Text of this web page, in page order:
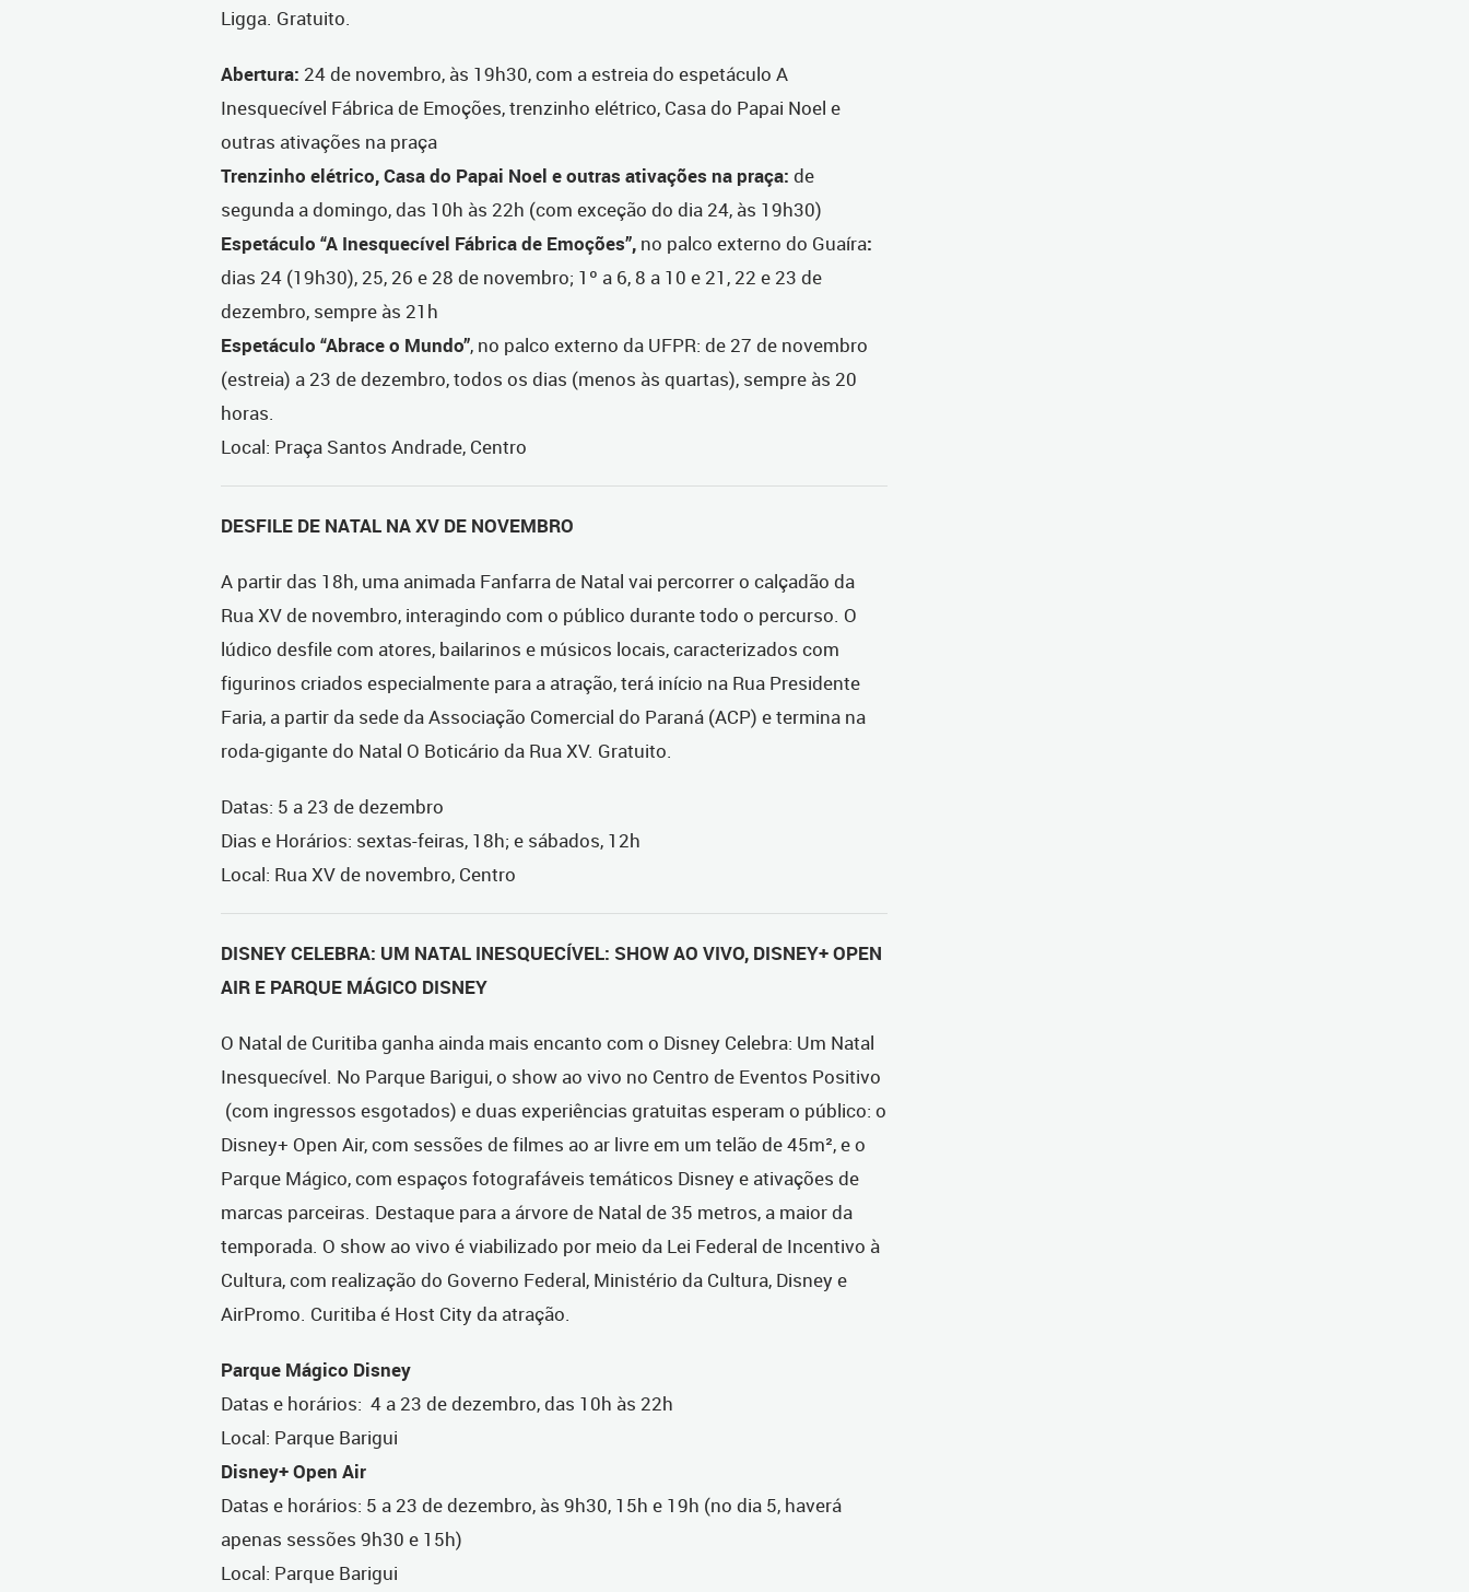
Ligga. Gratuito.
Abertura: 24 de novembro, às 19h30, com a estreia do espetáculo A
Inesquecível Fábrica de Emoções, trenzinho elétrico, Casa do Papai Noel e
outras ativações na praça
Trenzinho elétrico, Casa do Papai Noel e outras ativações na praça: de
segunda a domingo, das 10h às 22h (com exceção do dia 24, às 19h30)
Espetáculo “A Inesquecível Fábrica de Emoções”, no palco externo do Guaíra:
dias 24 (19h30), 25, 26 e 28 de novembro; 1º a 6, 8 a 10 e 21, 22 e 23 de
dezembro, sempre às 21h
Espetáculo “Abrace o Mundo”, no palco externo da UFPR: de 27 de novembro
(estreia) a 23 de dezembro, todos os dias (menos às quartas), sempre às 20
horas.
Local: Praça Santos Andrade, Centro
DESFILE DE NATAL NA XV DE NOVEMBRO
A partir das 18h, uma animada Fanfarra de Natal vai percorrer o calçadão da
Rua XV de novembro, interagindo com o público durante todo o percurso. O
lúdico desfile com atores, bailarinos e músicos locais, caracterizados com
figurinos criados especialmente para a atração, terá início na Rua Presidente
Faria, a partir da sede da Associação Comercial do Paraná (ACP) e termina na
roda-gigante do Natal O Boticário da Rua XV. Gratuito.
Datas: 5 a 23 de dezembro
Dias e Horários: sextas-feiras, 18h; e sábados, 12h
Local: Rua XV de novembro, Centro
DISNEY CELEBRA: UM NATAL INESQUECÍVEL: SHOW AO VIVO, DISNEY+ OPEN
AIR E PARQUE MÁGICO DISNEY
O Natal de Curitiba ganha ainda mais encanto com o Disney Celebra: Um Natal
Inesquecível. No Parque Barigui, o show ao vivo no Centro de Eventos Positivo
(com ingressos esgotados) e duas experiências gratuitas esperam o público: o
Disney+ Open Air, com sessões de filmes ao ar livre em um telão de 45m², e o
Parque Mágico, com espaços fotografáveis temáticos Disney e ativações de
marcas parceiras. Destaque para a árvore de Natal de 35 metros, a maior da
temporada. O show ao vivo é viabilizado por meio da Lei Federal de Incentivo à
Cultura, com realização do Governo Federal, Ministério da Cultura, Disney e
AirPromo. Curitiba é Host City da atração.
Parque Mágico Disney
Datas e horários: 4 a 23 de dezembro, das 10h às 22h
Local: Parque Barigui
Disney+ Open Air
Datas e horários: 5 a 23 de dezembro, às 9h30, 15h e 19h (no dia 5, haverá
apenas sessões 9h30 e 15h)
Local: Parque Barigui